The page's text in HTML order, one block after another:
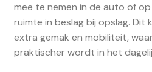
mee te nemen in de auto of
ruimte in beslag bij opslag. Dit
extra gemak en mobiliteit,
praktischer wordt in het